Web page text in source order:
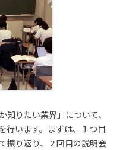
りたい業界」について、
行います。まずは、１つ目
振り返り、２回目の説明会